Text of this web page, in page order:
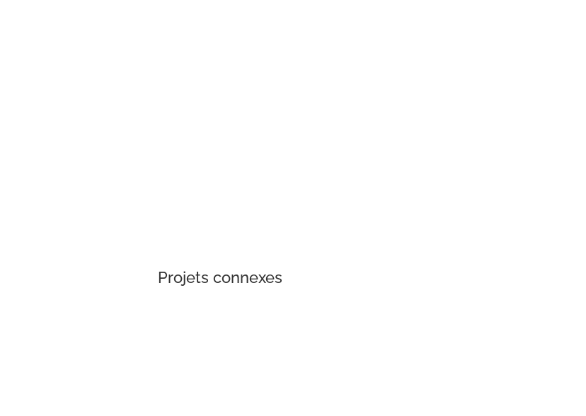
Projets connexes